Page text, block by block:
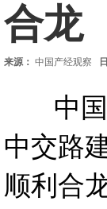
合龙
来源： 中国产经观察
中
中交路
顺利合